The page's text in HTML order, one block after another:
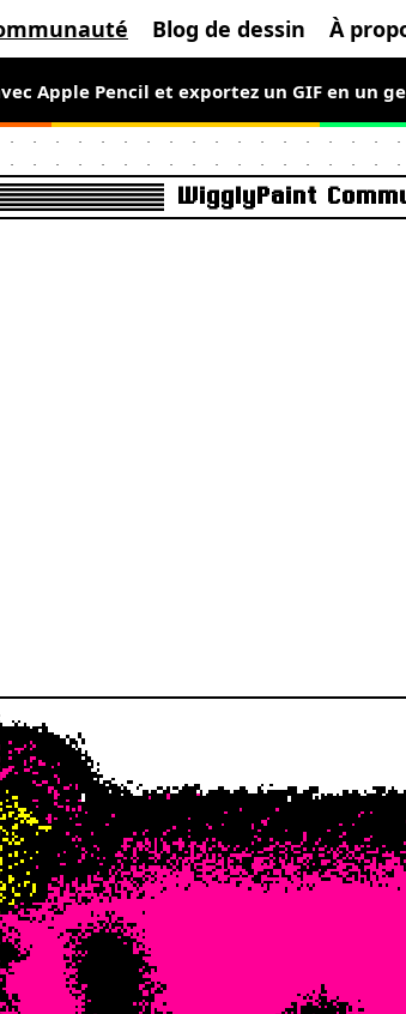
Blog de dessin À
Apple Pencil et exportez un GIF en un
WigglyPaint